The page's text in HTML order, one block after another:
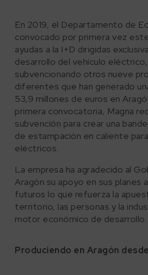
En 2019, el Departamento de
convocado por primera vez
ayudas a la I+D dirigidas
desarrollo del vehículo eléctrico,
subvencionando otros nueve
diferentes que han generado
53,9 millones de euros en
primera convocatoria, Magna
subvención para crear una
de estampación en caliente
eléctricos.
La empresa ha agradecido al
Aragón su apoyo en sus planes
futuros lo que refuerza la
territorio, las personas y la
motor económico de desarrollo.
Produciendo en Aragón